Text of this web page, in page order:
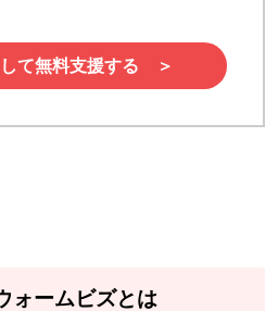
て無料支援する ＞
ォームビズとは